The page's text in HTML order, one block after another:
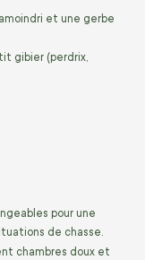
et une gerbe
gibier (perdrix,
pour une
de chasse.
chambres doux et